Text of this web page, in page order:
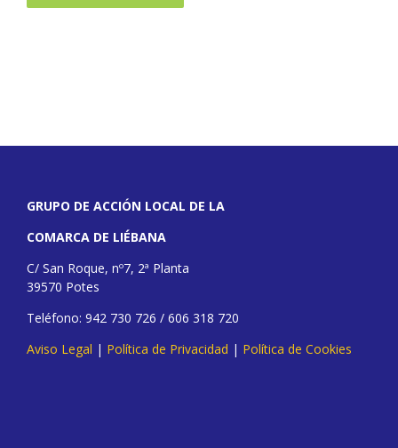
GRUPO DE ACCIÓN LOCAL DE LA
COMARCA DE LIÉBANA
C/ San Roque, nº7, 2ª Planta
39570 Potes
Teléfono: 942 730 726 / 606 318 720
Aviso Legal | Política de Privacidad | Política de Cookies